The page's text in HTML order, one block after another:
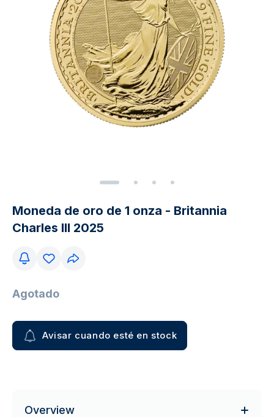
Moneda de oro de 1 onza - Britannia
Charles III 2025
Agotado
Avisar cuando esté en stock
Overview